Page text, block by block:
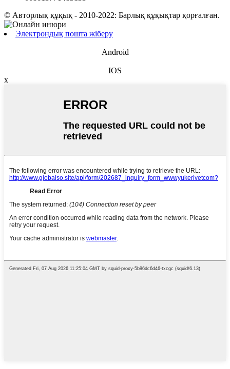
© Авторлық құқық - 2010-2022: Барлық құқықтар қорғалған.
Электрондық пошта жіберу
Android
IOS
x